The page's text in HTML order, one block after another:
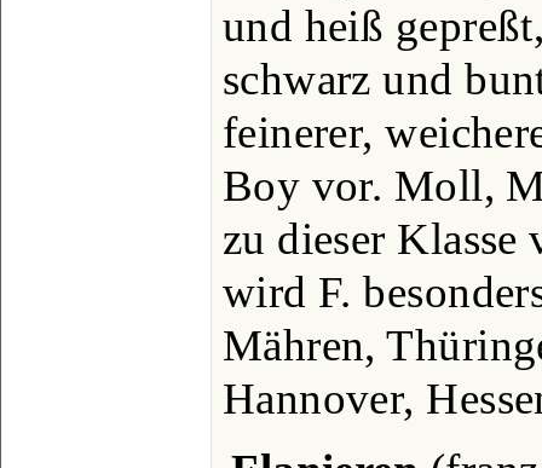
und heiß
schwarz und
feinerer,
Boy vor. Moll,
zu dieser Klasse
wird F.
Mähren,
Hannover,